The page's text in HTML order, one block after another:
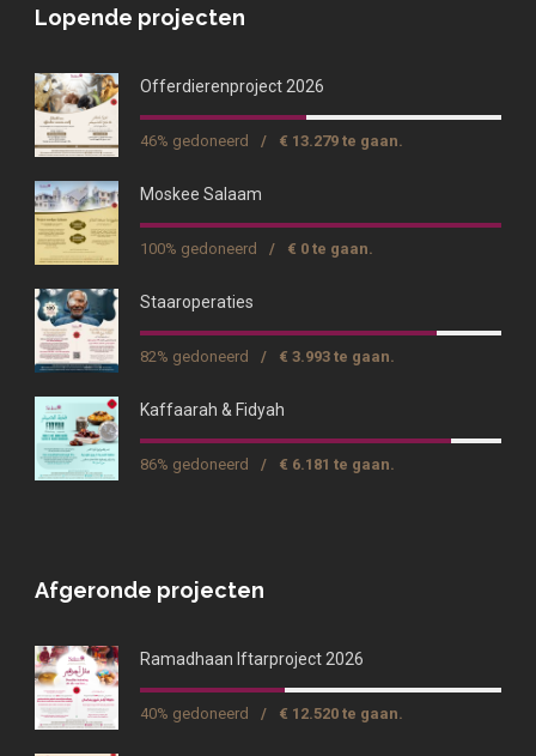
Lopende projecten
Offerdierenproject 2026
46% gedoneerd / € 13.279 te gaan.
Moskee Salaam
100% gedoneerd / € 0 te gaan.
Staaroperaties
82% gedoneerd / € 3.993 te gaan.
Kaffaarah & Fidyah
86% gedoneerd / € 6.181 te gaan.
Afgeronde projecten
Ramadhaan Iftarproject 2026
40% gedoneerd / € 12.520 te gaan.